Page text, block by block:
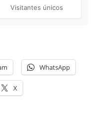
Visitantes únicos
WhatsApp
X